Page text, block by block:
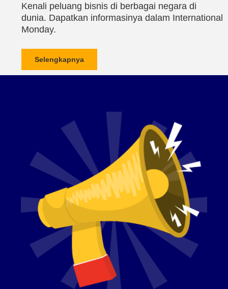
Kenali peluang bisnis di berbagai negara di
dunia. Dapatkan informasinya dalam International
Monday.
Selengkapnya